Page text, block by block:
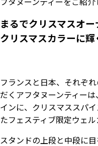
フタヌーンティーをご紹介
まるでクリスマスオ
クリスマスカラーに
フランスと日本、それぞ
だくアフタヌーンティー
インに、クリスマススパ
たフェスティブ限定ウェ
スタンドの上段と中段に